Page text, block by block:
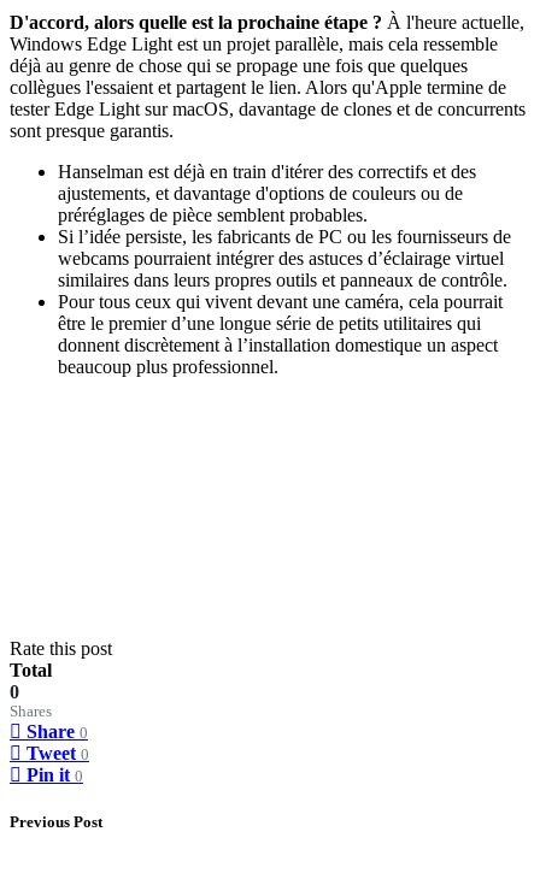
D'accord, alors quelle est la prochaine étape ? À l'heure actuelle,
Windows Edge Light est un projet parallèle, mais cela ressemble
déjà au genre de chose qui se propage une fois que quelques
collègues l'essaient et partagent le lien. Alors qu'Apple termine de
tester Edge Light sur macOS, davantage de clones et de concurrents
sont presque garantis.
Hanselman est déjà en train d'itérer des correctifs et des
ajustements, et davantage d'options de couleurs ou de
préréglages de pièce semblent probables.
Si l’idée persiste, les fabricants de PC ou les fournisseurs de
webcams pourraient intégrer des astuces d’éclairage virtuel
similaires dans leurs propres outils et panneaux de contrôle.
Pour tous ceux qui vivent devant une caméra, cela pourrait
être le premier d’une longue série de petits utilitaires qui
donnent discrètement à l’installation domestique un aspect
beaucoup plus professionnel.
Rate this post
Total
0
Shares
Share 0
Tweet 0
Pin it 0
Previous Post